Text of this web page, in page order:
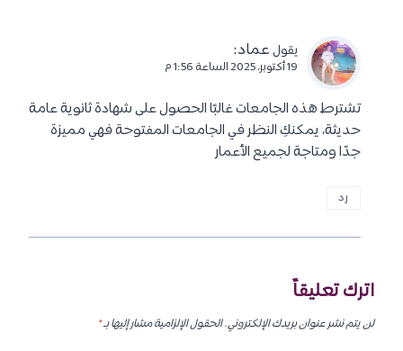
يقول عماد:
19 أكتوبر، 2025 الساعة 1:56 م
تشترط هذه الجامعات غالبًا الحصول على شهادة ثانوية عامة
حديثة، يمكنكِ النظر في الجامعات المفتوحة فهي مميزة
جدًا ومتاجة لجميع الأعمار
رد
اترك تعليقاً
لن يتم نشر عنوان بريدك الإلكتروني.الحقول الإلزامية مشار إليها بـ*